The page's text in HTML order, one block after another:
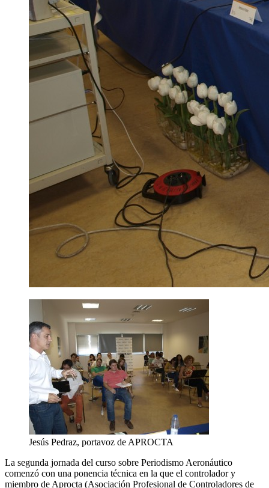
Jesús Pedraz, portavoz de APROCTA
La segunda jornada del curso sobre Periodismo Aeronáutico
comenzó con una ponencia técnica en la que el controlador y
miembro de Aprocta (Asociación Profesional de Controladores de